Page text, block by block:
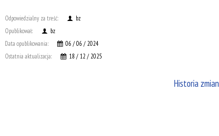
Odpowiedzialny za treść:
bz
Opublikował:
bz
Data opublikowania:
06 / 06 / 2024
Ostatnia aktualizacja:
18 / 12 / 2025
Historia zmian